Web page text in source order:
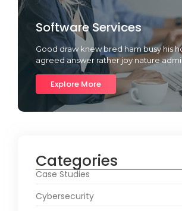
Software Services
Good draw knew bred ham busy his
agreed answer rather joy nature
Explore More
Categories
Case Studies
Cybersecurity